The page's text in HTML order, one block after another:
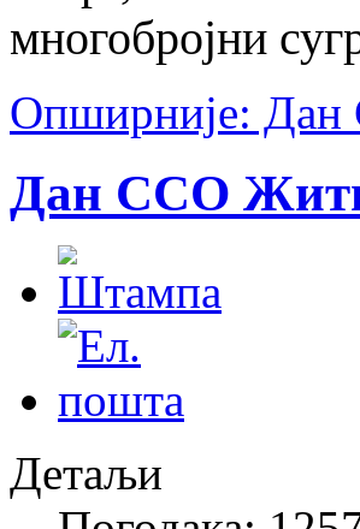
многобројни
Опширније: Дан
Дан ССО
Детаљи